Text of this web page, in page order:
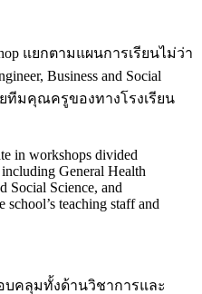
แยกตามแผนการเรียนไม่ว่า
Business and Social
ยทีมคุณครูของทางโรงเรียน
in workshops divided
General Health
Social Science, and
teaching staff and
บคลุมทั้งด้านวิชาการและ